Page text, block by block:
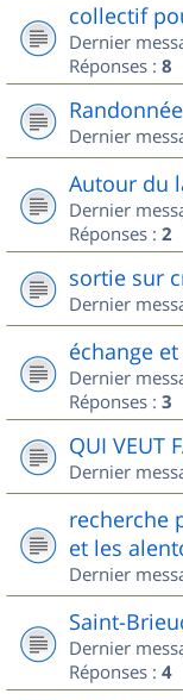
collectif
Dernier
Réponses : 8
Dernier
Autour du
Dernier
Réponses : 2
sortie sur
Dernier
échange
Dernier
Réponses : 3
QUI VEUT
Dernier
recherche
et les
Dernier
Saint-
Dernier
Réponses : 4